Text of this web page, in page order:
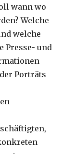
wann wo
Welche
welche
Presse- und
Porträts